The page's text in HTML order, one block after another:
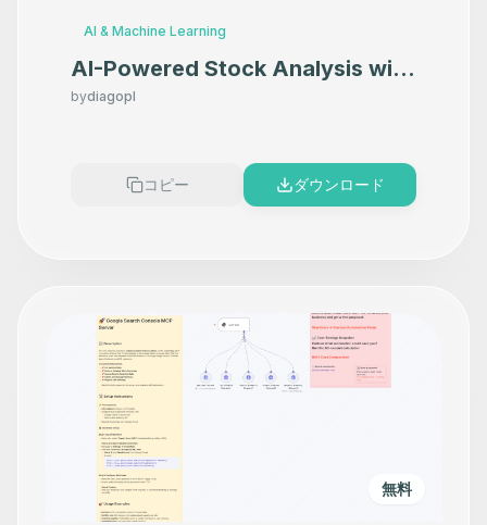
AI & Machine Learning
AI-Powered Stock Analysis with
Danelfin, TwelveData and Alpha
bydiagopl
コピー ダウンロード
無料